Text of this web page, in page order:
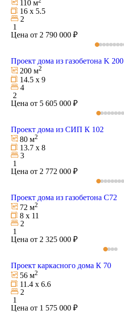
110 м
16 х 5.5
2
1
Цена от 2 790 000 ₽
Проект дома из газобетона K 200
200 м2
14.5 х 9
4
2
Цена от 5 605 000 ₽
Проект дома из СИП К 102
80 м2
13.7 х 8
3
1
Цена от 2 772 000 ₽
Проект дома из газобетона C72
72 м2
8 х 11
2
1
Цена от 2 325 000 ₽
Проект каркасного дома К 70
56 м2
11.4 х 6.6
2
1
Цена от 1 575 000 ₽